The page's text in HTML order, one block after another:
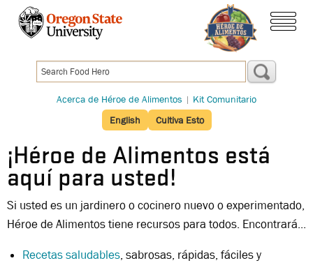
Pasar
principal
Acerca de Héroe de Alimentos | Kit Comunitario
English
Cultiva Esto
¡Héroe de Alimentos está
aquí para usted!
Si usted es un jardinero o cocinero nuevo o experimentado,
Héroe de Alimentos tiene recursos para todos. Encontrará...
Recetas saludables, sabrosas, rápidas, fáciles y